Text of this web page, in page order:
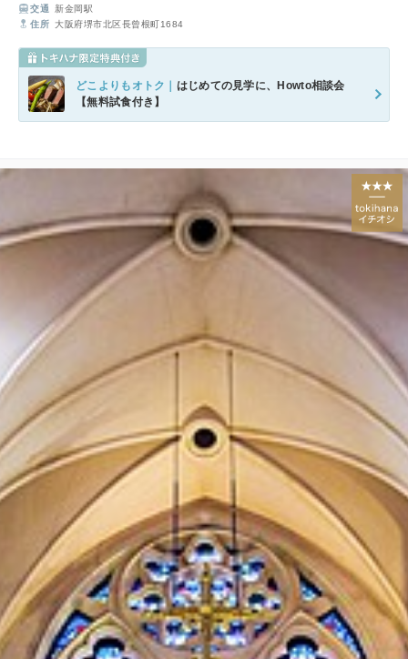
交通 新金岡駅
住所
大阪府堺市北区長曾根町1684
どこよりもオトク｜ はじめての見学に、Howto相談会
【無料試食付き】